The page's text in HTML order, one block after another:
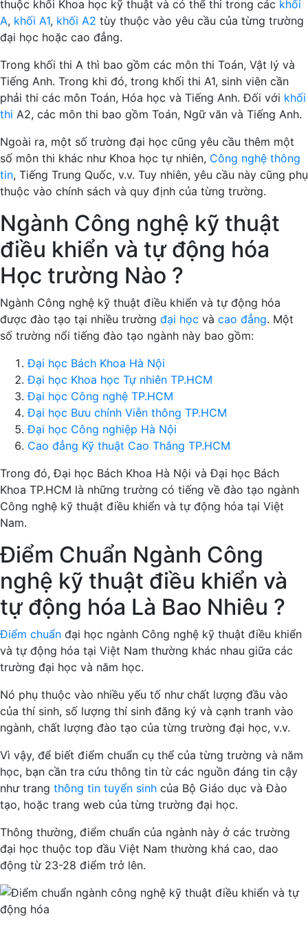
thuộc khối Khoa học kỹ thuật và có thể thi trong các khối
A, khối A1, khối A2 tùy thuộc vào yêu cầu của từng trường
đại học hoặc cao đẳng.
Trong khối thi A thì bao gồm các môn thi Toán, Vật lý và
Tiếng Anh. Trong khi đó, trong khối thi A1, sinh viên cần
phải thi các môn Toán, Hóa học và Tiếng Anh. Đối với khối
thi A2, các môn thi bao gồm Toán, Ngữ văn và Tiếng Anh.
Ngoài ra, một số trường đại học cũng yêu cầu thêm một
số môn thi khác như Khoa học tự nhiên, Công nghệ thông
tin, Tiếng Trung Quốc, v.v. Tuy nhiên, yêu cầu này cũng phụ
thuộc vào chính sách và quy định của từng trường.
Ngành Công nghệ kỹ thuật
điều khiển và tự động hóa
Học trường Nào ?
Ngành Công nghệ kỹ thuật điều khiển và tự động hóa
được đào tạo tại nhiều trường đại học và cao đẳng. Một
số trường nổi tiếng đào tạo ngành này bao gồm:
Đại học Bách Khoa Hà Nội
Đại học Khoa học Tự nhiên TP.HCM
Đại học Công nghệ TP.HCM
Đại học Bưu chính Viễn thông TP.HCM
Đại học Công nghiệp Hà Nội
Cao đẳng Kỹ thuật Cao Thắng TP.HCM
Trong đó, Đại học Bách Khoa Hà Nội và Đại học Bách
Khoa TP.HCM là những trường có tiếng về đào tạo ngành
Công nghệ kỹ thuật điều khiển và tự động hóa tại Việt
Nam.
Điểm Chuẩn Ngành Công
nghệ kỹ thuật điều khiển và
tự động hóa Là Bao Nhiêu ?
Điểm chuẩn đại học ngành Công nghệ kỹ thuật điều khiển
và tự động hóa tại Việt Nam thường khác nhau giữa các
trường đại học và năm học.
Nó phụ thuộc vào nhiều yếu tố như chất lượng đầu vào
của thí sinh, số lượng thí sinh đăng ký và cạnh tranh vào
ngành, chất lượng đào tạo của từng trường đại học, v.v.
Vì vậy, để biết điểm chuẩn cụ thể của từng trường và năm
học, bạn cần tra cứu thông tin từ các nguồn đáng tin cậy
như trang thông tin tuyển sinh của Bộ Giáo dục và Đào
tạo, hoặc trang web của từng trường đại học.
Thông thường, điểm chuẩn của ngành này ở các trường
đại học thuộc top đầu Việt Nam thường khá cao, dao
động từ 23-28 điểm trở lên.